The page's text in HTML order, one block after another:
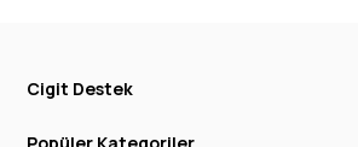
Cigit Destek